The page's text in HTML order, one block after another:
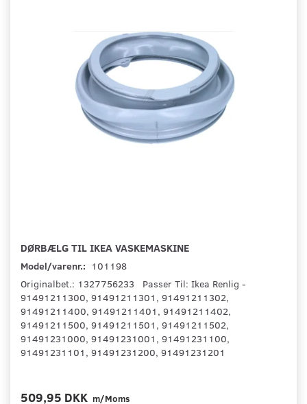
DØRBÆLG TIL IKEA VASKEMASKINE
Model/varenr.: 101198
Originalbet.: 1327756233 Passer Til: Ikea Renlig -
91491211300, 91491211301, 91491211302,
91491211400, 91491211401, 91491211402,
91491211500, 91491211501, 91491211502,
91491231000, 91491231001, 91491231100,
91491231101, 91491231200, 91491231201
509,95 DKK m/Moms